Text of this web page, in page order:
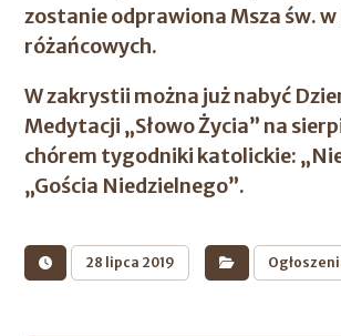
zostanie odprawiona Msza św.
różańcowych.
W zakrystii można już nabyć
Medytacji „Słowo Życia” na
chórem tygodniki katolickie:
„Gościa Niedzielnego”.
28 lipca 2019